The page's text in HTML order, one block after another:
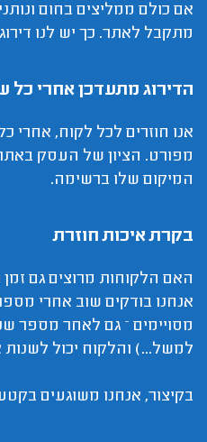
אם כולם ממליצים בחום
מתקבל לאתר. כך יש לנו
הדירוג מתעדכן אחרי כל
אנו חוזרים לכל לקוח, אחרי
מפורט. הציון של העסק
המיקום שלו ברשימה.
בקרת איכות חוזרת
האם הלקוחות מרוצים גם
אנחנו בודקים שוב אחרי
מסויימים – גם לאחר מספר
למשל...) והלקוח יכול
בקיצור, אנחנו משוגעים